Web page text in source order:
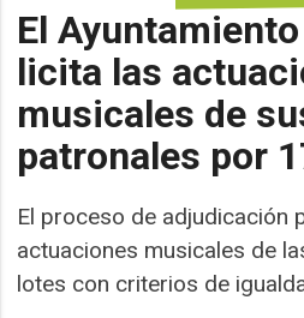
El
licita las
musicales de
patronales por
El proceso de adjudicación
actuaciones musicales de
lotes con criterios de